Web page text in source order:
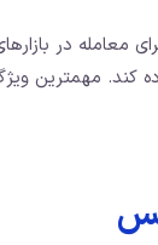
معامله در
کند. مهمترین